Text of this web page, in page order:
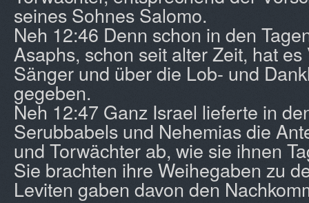
seines Sohnes Salomo.
Neh 12:46 Denn schon in den
Asaphs, schon seit alter Zeit, hat
Sänger und über die Lob- und
gegeben.
Neh 12:47 Ganz Israel lieferte in
Serubbabels und Nehemias die
und Torwächter ab, wie sie ihnen
Sie brachten ihre Weihegaben zu
Leviten gaben davon den